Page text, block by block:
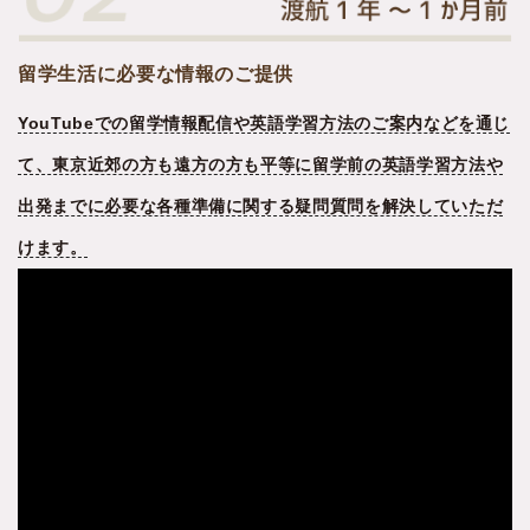
留学生活に必要な情報のご提供
YouTubeでの留学情報配信や英語学習方法のご案内などを通じ
て、東京近郊の方も遠方の方も平等に留学前の英語学習方法や
出発までに必要な各種準備に関する疑問質問を解決していただ
けます。